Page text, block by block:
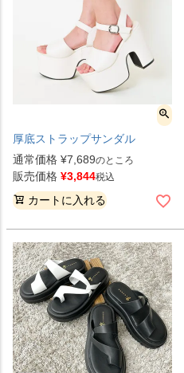
厚底ストラップサンダル
通常価格 ¥7,689のところ
販売価格 ¥3,844税込
カートに入れる